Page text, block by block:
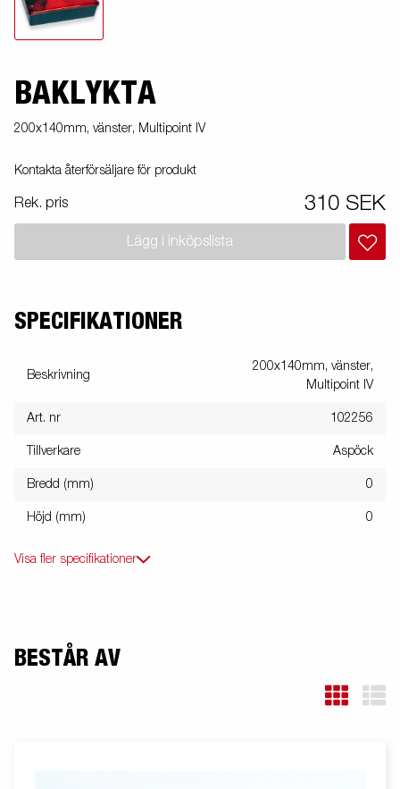
BAKLYKTA
200x140mm, vänster, Multipoint IV
Kontakta återförsäljare för produkt
Rek. pris 310 SEK
Lägg i inköpslista
SPECIFIKATIONER
Beskrivning
200x140mm, vänster,
Multipoint IV
Art. nr 102256
Tillverkare Aspöck
Bredd (mm) 0
Höjd (mm) 0
Visa fler specifikationer
BESTÅR AV